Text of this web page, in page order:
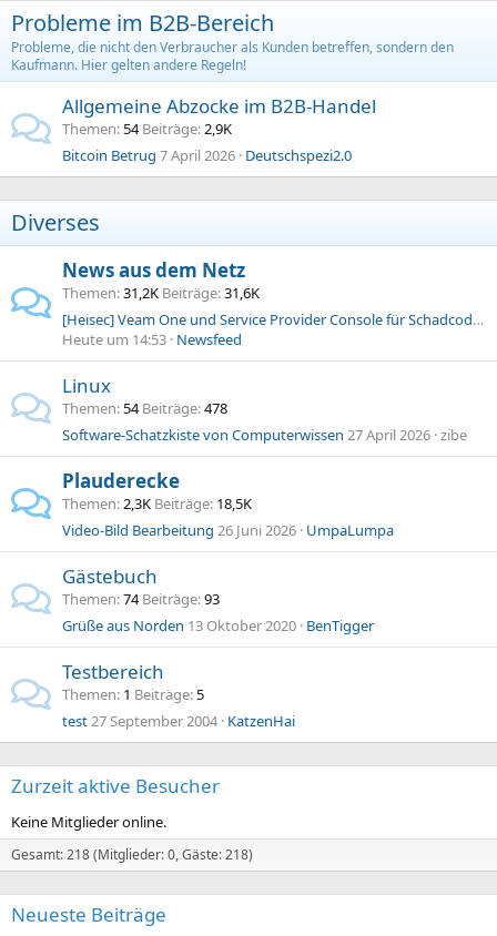
Probleme im B2B-Bereich
Probleme, die nicht den Verbraucher als Kunden betreffen, sondern den
Kaufmann. Hier gelten andere Regeln!
Allgemeine Abzocke im B2B-Handel
Themen 54 Beiträge 2,9K
Bitcoin Betrug 7 April 2026 Deutschspezi2.0
Diverses
News aus dem Netz
Themen 31,2K Beiträge 31,6K
[Heisec] Veam One und Service Provider Console für Schadcode-Attacken anfällig
Heute um 14:53 Newsfeed
Linux
Themen 54 Beiträge 478
Software-Schatzkiste von Computerwissen 27 April 2026 zibe
Plauderecke
Themen 2,3K Beiträge 18,5K
Video-Bild Bearbeitung 26 Juni 2026 UmpaLumpa
Gästebuch
Themen 74 Beiträge 93
Grüße aus Norden 13 Oktober 2020 BenTigger
Testbereich
Themen 1 Beiträge 5
test27 September 2004 KatzenHai
Zurzeit aktive Besucher
Keine Mitglieder online.
Gesamt: 218 (Mitglieder: 0, Gäste: 218)
Neueste Beiträge